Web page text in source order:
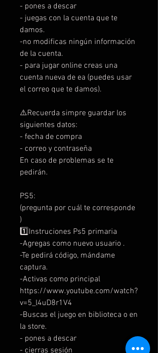
- pones a descar
- juegas con la cuenta que te
damos.
-no modificas ningún información
de la cuenta.
- para jugar online creas una
cuenta nueva de ea (puedes usar
el correo que te damos).
⚠️Recuerda simpre guardar los
siguientes datos:
- fecha de compra
- correo y contraseña
En caso de problemas se te
pedirán.
PS5:
(pregunta por cuál te corresponde
)
1️⃣Instruciones Ps5 primaria
-Agregas como nuevo usuario .
-Te pedirá código, mándame
captura.
-Activas como principal
https://www.youtube.com/watch?
v=5_l4uD8r1V4
-Buscas el juego en biblioteca o en
la store.
- pones a descar
- cierras sesión